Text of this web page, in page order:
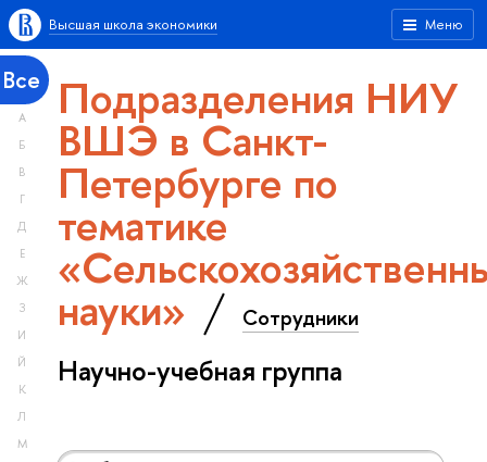
Меню
Высшая школа экономики
Все
А
Б
В
Г
Д
Е
Ж
З
И
Й
К
Л
М
Подразделения НИУ
ВШЭ в Санкт-
Петербурге по
тематике
науки» Сотрудники
Научно-учебная группа